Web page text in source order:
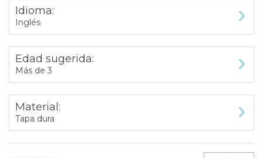
Idioma:
Inglés
Edad sugerida:
Más de 3
Material:
Tapa dura